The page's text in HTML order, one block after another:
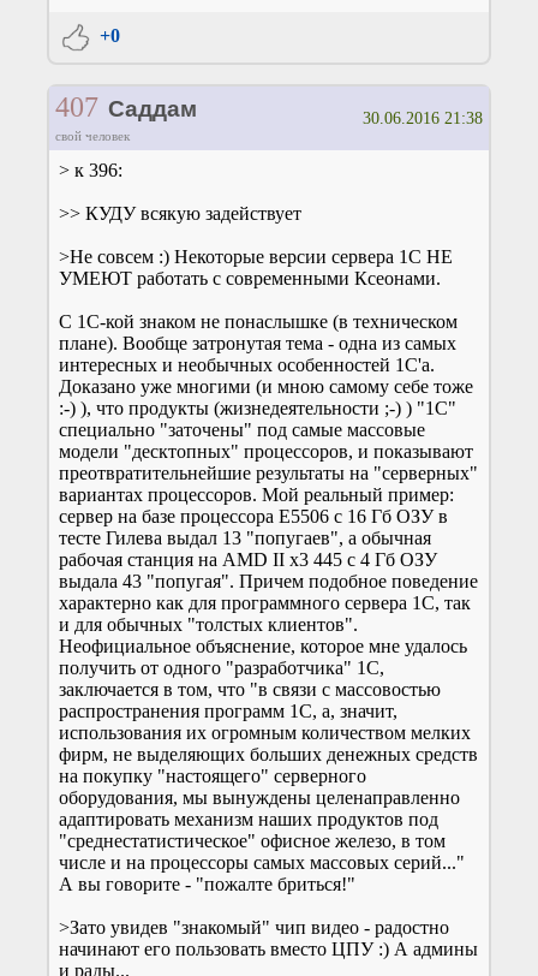
+0
407 Саддам
свой человек
30.06.2016 21:38
> к 396:
>> КУДУ всякую задействует
>Не совсем :) Некоторые версии сервера 1С НЕ
УМЕЮТ работать с современными Ксеонами.
С 1С-кой знаком не понаслышке (в техническом
плане). Вообще затронутая тема - одна из самых
интересных и необычных особенностей 1С'а.
Доказано уже многими (и мною самому себе тоже
:-) ), что продукты (жизнедеятельности ;-) ) "1С"
специально "заточены" под самые массовые
модели "десктопных" процессоров, и показывают
преотвратительнейшие результаты на "серверных"
вариантах процессоров. Мой реальный пример:
сервер на базе процессора E5506 с 16 Гб ОЗУ в
тесте Гилева выдал 13 "попугаев", а обычная
рабочая станция на AMD II x3 445 с 4 Гб ОЗУ
выдала 43 "попугая". Причем подобное поведение
характерно как для программного сервера 1С, так
и для обычных "толстых клиентов".
Неофициальное объяснение, которое мне удалось
получить от одного "разработчика" 1С,
заключается в том, что "в связи с массовостью
распространения программ 1С, а, значит,
использования их огромным количеством мелких
фирм, не выделяющих больших денежных средств
на покупку "настоящего" серверного
оборудования, мы вынуждены целенаправленно
адаптировать механизм наших продуктов под
"среднестатистическое" офисное железо, в том
числе и на процессоры самых массовых серий..."
А вы говорите - "пожалте бриться!"
>Зато увидев "знакомый" чип видео - радостно
начинают его пользовать вместо ЦПУ :) А админы
и рады...